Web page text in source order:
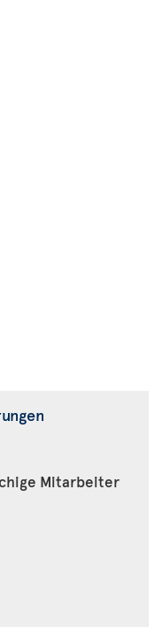
Mitarbeiter